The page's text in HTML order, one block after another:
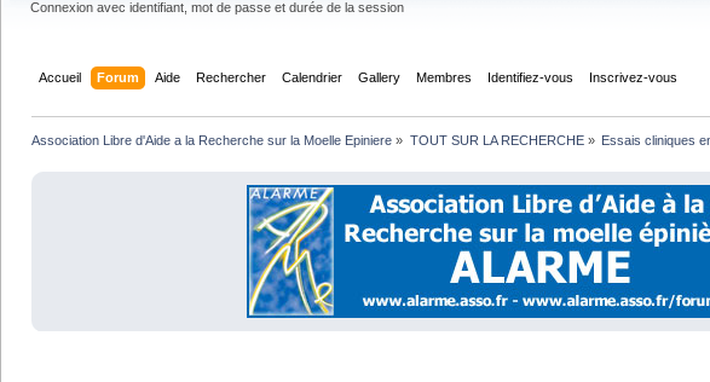
Connexion avec identifiant, mot de passe et durée de la session
Accueil Forum Aide Rechercher Calendrier Gallery Membres Identifiez-vous Inscrivez-vous
Association Libre d'Aide a la Recherche sur la Moelle Epiniere » TOUT SUR LA RECHERCHE» Essais cliniques